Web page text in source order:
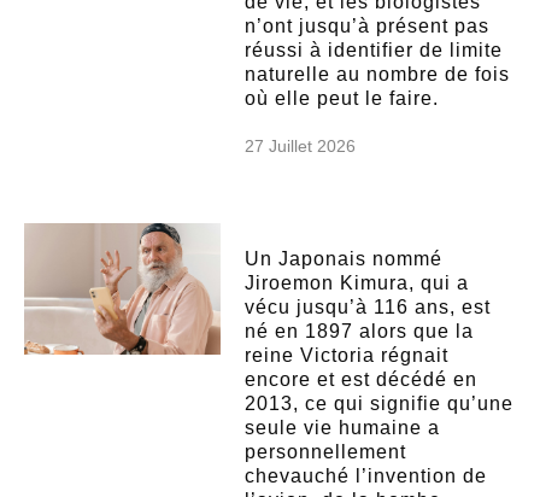
n’ont jusqu’à présent pas
réussi à identifier de limite
naturelle au nombre de fois
où elle peut le faire.
27 Juillet 2026
Un Japonais nommé
Jiroemon Kimura, qui a
vécu jusqu’à 116 ans, est
né en 1897 alors que la
reine Victoria régnait
encore et est décédé en
2013, ce qui signifie qu’une
seule vie humaine a
personnellement
chevauché l’invention de